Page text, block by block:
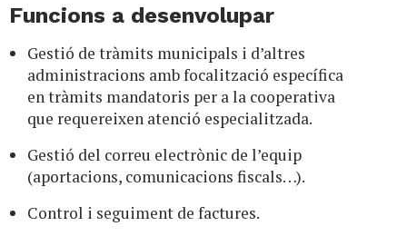
Funcions a desenvolupar
Gestió de tràmits municipals i d’altres
administracions amb focalització específica
en tràmits mandatoris per a la cooperativa
que requereixen atenció especialitzada.
Gestió del correu electrònic de l’equip
(aportacions, comunicacions fiscals…).
Control i seguiment de factures.